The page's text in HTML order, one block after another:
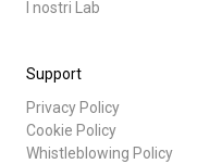
I nostri Lab
Support
Privacy Policy
Cookie Policy
Whistleblowing Policy